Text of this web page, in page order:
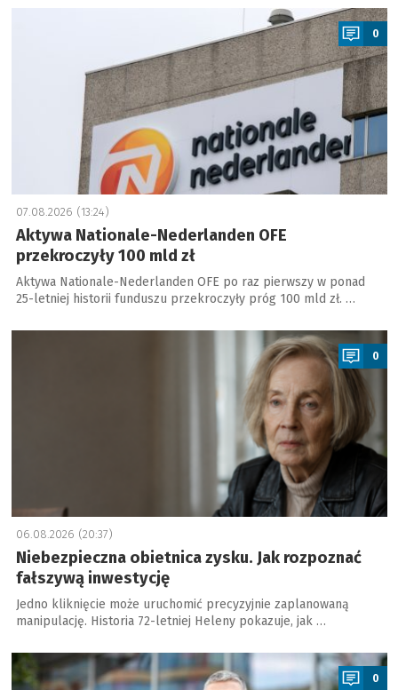
0
07.08.2026 (13:24)
Aktywa Nationale-Nederlanden OFE
przekroczyły 100 mld zł
Aktywa Nationale-Nederlanden OFE po raz pierwszy w ponad
25-letniej historii funduszu przekroczyły próg 100 mld zł. …
a
0
06.08.2026 (20:37)
Niebezpieczna obietnica zysku. Jak rozpoznać
fałszywą inwestycję
Jedno kliknięcie może uruchomić precyzyjnie zaplanowaną
manipulację. Historia 72-letniej Heleny pokazuje, jak …
a
0